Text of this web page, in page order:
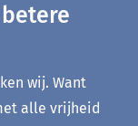
wij. Want
alle vrijheid